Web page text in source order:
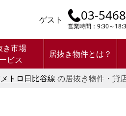
ゲスト 03-
営業時間：9:30～
き市場
ビス
居抜き物件とは？
トロ日比谷線 の居抜き物件・貸